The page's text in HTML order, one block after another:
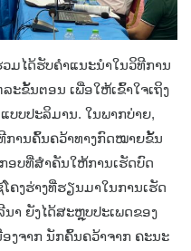
ມໄດ້ຮັບຄໍາແນະນໍາໃນວິທີການ
ະຂັ້ນຕອນ ເພື່ອໃຫ້ເຂົ້າໃຈເຖິງ
ບບປະລິມານ. ໃນພາກບ່າຍ,
ການຄົ້ນຄວ້າທາງກົດໝາຍຂັ້ນ
ອບທີ່ສໍາຄັນໃຫ້ການເຮັດບົດ
ຄງຮ່າງທີ່ຮຽນມາໃນການເຮັດ
າ ຍັງໄດ້ສະຫຼຸບປະເພດຂອງ
ງຈາກ ນັກຄົ້ນຄວ້າຈາກ ຄະນະ